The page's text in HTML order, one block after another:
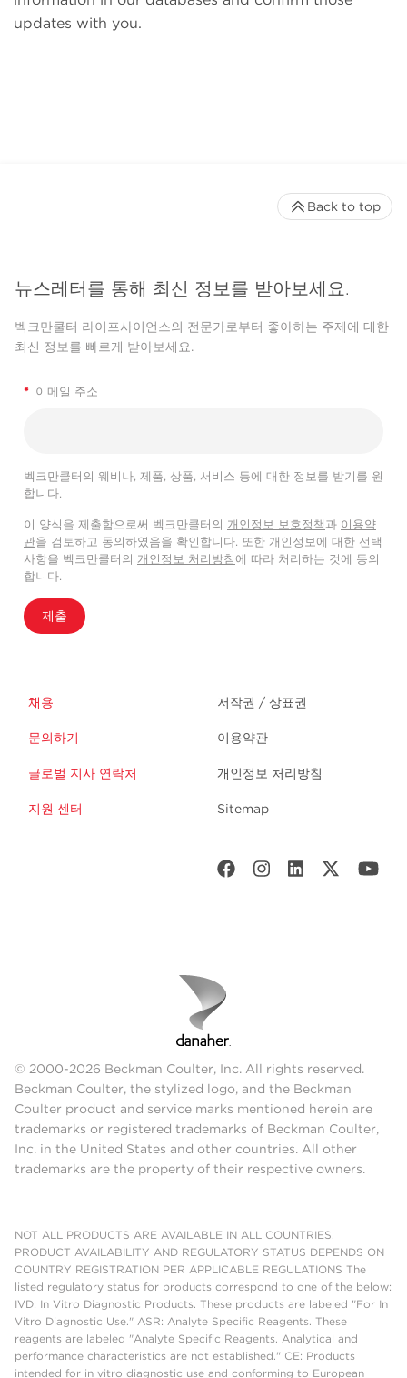
updates with you.
뉴스레터를 통해 최신 정보를 받아보세요.
벡크만쿨터 라이프사이언스의 전문가로부터 좋아하는 주제에 대한
최신 정보를 빠르게 받아보세요.
* 이메일 주소
벡크만쿨터의 웨비나, 제품, 상품, 서비스 등에 대한 정보를 받기를 원
합니다.
이 양식을 제출함으로써 벡크만쿨터의 개인정보 보호정책 과 이용약
관을 검토하고 동의하였음을 확인합니다. 또한 개인정보에 대한 선택
사항을 벡크만쿨터의 개인정보 처리방침에 따라 처리하는 것에 동의
합니다.
제출
채용
문의하기
글로벌 지사 연락처
지원 센터
저작권 / 상표권
이용약관
개인정보 처리방침
Sitemap
Back to top
© 2000-2026 Beckman Coulter, Inc. All rights reserved.
Beckman Coulter, the stylized logo, and the Beckman
Coulter product and service marks mentioned herein are
trademarks or registered trademarks of Beckman Coulter,
Inc. in the United States and other countries. All other
trademarks are the property of their respective owners.
NOT ALL PRODUCTS ARE AVAILABLE IN ALL COUNTRIES.
PRODUCT AVAILABILITY AND REGULATORY STATUS DEPENDS ON
COUNTRY REGISTRATION PER APPLICABLE REGULATIONS The
listed regulatory status for products correspond to one of the below:
IVD: In Vitro Diagnostic Products. These products are labeled "For In
Vitro Diagnostic Use." ASR: Analyte Specific Reagents. These
reagents are labeled "Analyte Specific Reagents. Analytical and
performance characteristics are not established." CE: Products
intended for in vitro diagnostic use and conforming to European